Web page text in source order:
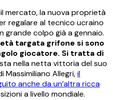
mercato, la nuova proprietà
regalare al tecnico ucraino
grande colpo già a gennaio.
targata grifone si sono
giocatore. Si tratta di
nella netta vittoria del suo
Massimiliano Allegri,il
anche da un’altra ricca
a livello mondiale.